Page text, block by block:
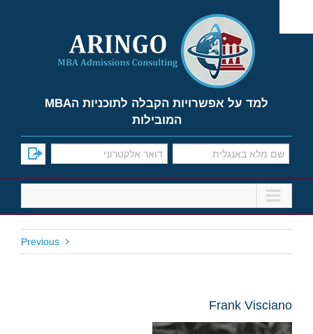
content
למד על אפשרויות הקבלה לתוכניות הMBA
המובילות
Previous
Frank Visciano